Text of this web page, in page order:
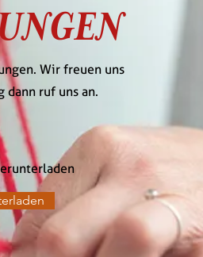
Wir freuen uns
dann ruf uns an.